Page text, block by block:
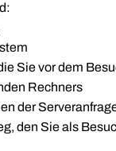
Sie vor dem
Rechners
der
den Sie als